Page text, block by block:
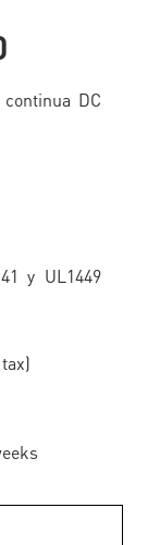
DC
y UL1449